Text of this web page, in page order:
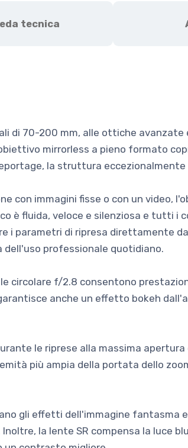
tecnica
di 70-200 mm, alle ottiche avanzate
mirrorless a pieno formato
la struttura
immagini fisse o con un video,
è fluida, veloce e silenziosa e tutti i
i parametri di ripresa direttamente
professionale quotidiano.
circolare f/2.8 consentono
anche un effetto bokeh
le riprese alla massima
più ampia della portata dello
gli effetti dell'immagine fantasma
la lente SR compensa la luce